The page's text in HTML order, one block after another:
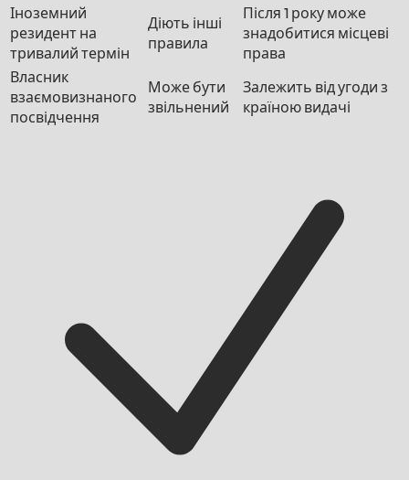
Іноземний
резидент на
тривалий термін
Діють інші
правила
Після 1 року може
знадобитися місцеві
права
Власник
взаємовизнаного
посвідчення
Може бути
звільнений
Залежить від угоди з
країною видачі